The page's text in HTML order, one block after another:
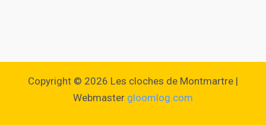
Copyright © 2026 Les cloches de Montmartre |
Webmaster gloomlog.com